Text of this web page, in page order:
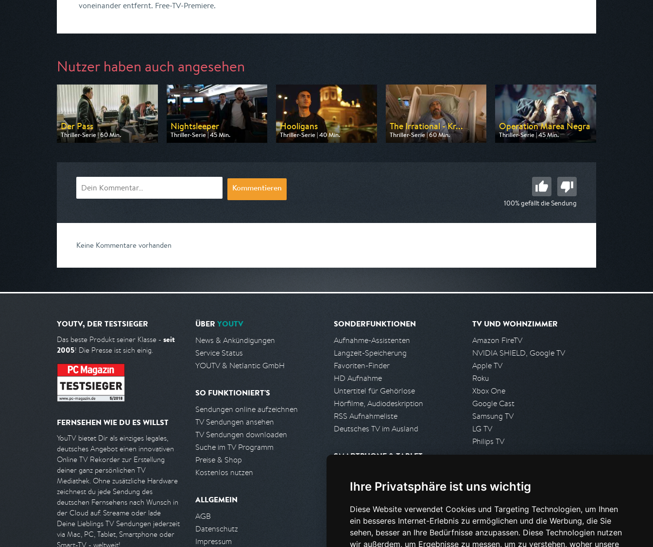
Ihre Privatsphäre ist uns wichtig
Diese Website verwendet Cookies und Targeting Technologien, um Ihnen
ein besseres Internet-Erlebnis zu ermöglichen und die Werbung, die Sie
sehen, besser an Ihre Bedürfnisse anzupassen. Diese Technologien nutzen
wir außerdem, um Ergebnisse zu messen, um zu verstehen, woher unsere
voneinander entfernt. Free-TV-Premiere.
Nutzer haben auch angesehen
Der Pass
Thriller-Serie | 60 Min.
Ausgestrahlt von Nitro
Nightsleeper
Thriller-Serie | 45 Min.
Ausgestrahlt von HR
Hooligans
Thriller-Serie | 40 Min.
Ausgestrahlt von One
The Irrational - Kr...
Thriller-Serie | 60 Min.
Ausgestrahlt von Kabel 1
Operation Marea Negra
Thriller-Serie | 45 Min.
Ausgestrahlt von ZDF neo
Kommentieren
100% gefällt die Sendung
Keine Kommentare vorhanden
YOUTV, DER TESTSIEGER
Das beste Produkt seiner Klasse - seit
2005! Die Presse ist sich einig.
FERNSEHEN WIE DU ES WILLST
YouTV bietet Dir als einziges legales,
deutsches Angebot einen innovativen
Online TV Rekorder zur Erstellung
deiner ganz persönlichen TV
Mediathek. Ohne zusätzliche Hardware
zeichnest du jede Sendung des
deutschen Fernsehens nach Wunsch in
der Cloud auf. Streame oder lade
Deine Lieblings TV Sendungen jederzeit
via Mac, PC, Tablet, Smartphone oder
Smart-TV - weltweit!
ÜBER YOUTV
News & Ankündigungen
Service Status
YOUTV & Netlantic GmbH
SO FUNKTIONIERT'S
Sendungen online aufzeichnen
TV Sendungen ansehen
TV Sendungen downloaden
Suche im TV Programm
Preise & Shop
Kostenlos nutzen
ALLGEMEIN
AGB
Datenschutz
Impressum
SONDERFUNKTIONEN
Aufnahme-Assistenten
Langzeit-Speicherung
Favoriten-Finder
HD Aufnahme
Untertitel für Gehörlose
Hörfilme, Audiodeskription
RSS Aufnahmeliste
Deutsches TV im Ausland
SMARTPHONE & TABLET
Android App
PARTNER
Partnerliste
Partner werden
TV UND WOHNZIMMER
Amazon FireTV
NVIDIA SHIELD, Google TV
Apple TV
Roku
Xbox One
Google Cast
Samsung TV
LG TV
Philips TV
Presseanfrage stellen
HILFE & SUPPORT
Häufig gestellte Fragen